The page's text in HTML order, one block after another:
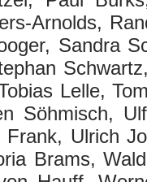
Arnolds,
Sandra
Lelle,
Söhmisch,
Frank, Ulrich
Brams,